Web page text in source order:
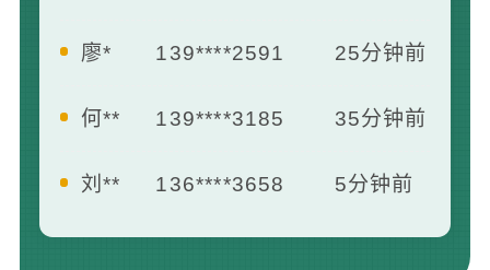
何** 139****3185 35分钟前
刘** 136****3658 5分钟前
王** 139****2412 7分钟前